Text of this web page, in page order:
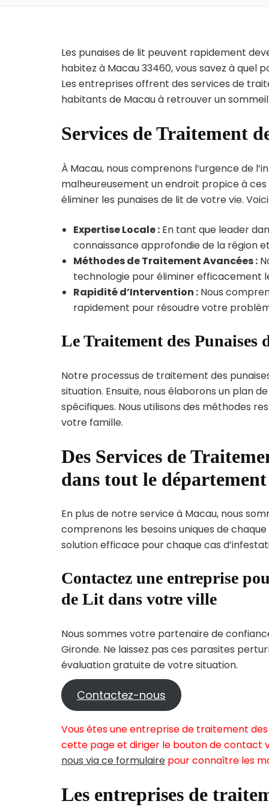
Les punaises de lit peuvent rapidement
habitez à Macau 33460, vous savez à
Les entreprises offrent des services de
habitants de Macau à retrouver un
Services de Traitement
À Macau, nous comprenons l’urgence de
malheureusement un endroit propice à
éliminer les punaises de lit de votre vie.
Expertise Locale : En tant que leader
connaissance approfondie de la région
Méthodes de Traitement Avancées :
technologie pour éliminer efficacement
Rapidité d’Intervention : Nous
rapidement pour résoudre votre
Le Traitement des Punaises
Notre processus de traitement des
situation. Ensuite, nous élaborons un plan
spécifiques. Nous utilisons des méthodes
votre famille.
Des Services de
dans tout le
En plus de notre service à Macau, nous
comprenons les besoins uniques de
solution efficace pour chaque cas
Contactez une entreprise
de Lit dans votre ville
Nous sommes votre partenaire de
Gironde. Ne laissez pas ces parasites
évaluation gratuite de votre situation.
Contactez-nous
Vous êtes une entreprise de traitement
cette page et diriger le bouton de contact
nous via ce formulaire pour connaître les
Les entreprises de